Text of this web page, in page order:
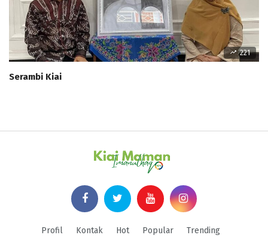
221
Serambi Kiai
Profil Kontak Hot Popular Trending